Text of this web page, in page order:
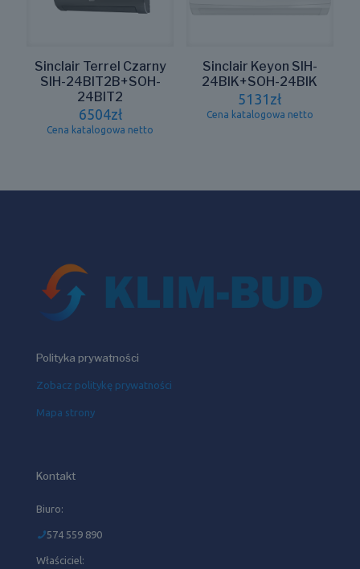
Sinclair Terrel Czarny
SIH-24BIT2B+SOH-
24BIT2
6504zł
Cena katalogowa netto
Sinclair Keyon SIH-
24BIK+SOH-24BIK
5131 zł
Cena katalogowa netto
Polityka prywatności
Zobacz politykę prywatności
Mapa strony
Kontakt
Biuro:
574 559 890
Właściciel: